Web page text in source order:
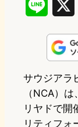
n
サウジアラ
（NCA）
リヤドで開
リティフォ